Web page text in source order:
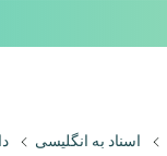
اسناد به انگلیسی